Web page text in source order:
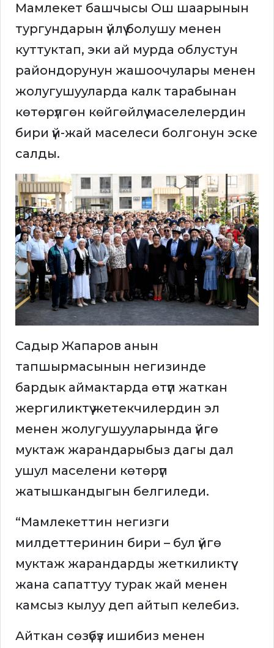
Мамлекет башчысы Ош шаарынын
тургундарын үйлүү болушу менен
куттуктап, эки ай мурда облустун
райондорунун жашоочулары менен
жолугушууларда калк тарабынан
көтөрүлгөн көйгөйлүү маселелердин
бири үй-жай маселеси болгонун эске
салды.
Садыр Жапаров анын
тапшырмасынын негизинде
бардык аймактарда өтүп жаткан
жергиликтүү жетекчилердин эл
менен жолугушууларында үйгө
муктаж жарандарыбыз дагы дал
ушул маселени көтөрүп
жатышкандыгын белгиледи.
“Мамлекеттин негизги
милдеттеринин бири – бул үйгө
муктаж жарандарды жеткиликтүү
жана сапаттуу турак жай менен
камсыз кылуу деп айтып келебиз.
Айткан сөзүбүз ишибиз менен